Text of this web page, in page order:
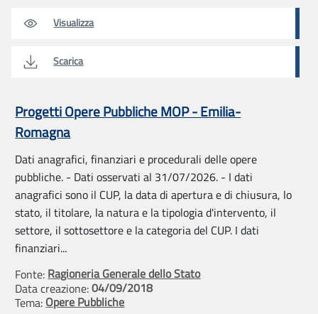
Visualizza
Scarica
Progetti Opere Pubbliche MOP - Emilia-
Romagna
Dati anagrafici, finanziari e procedurali delle opere
pubbliche. - Dati osservati al 31/07/2026. - I dati
anagrafici sono il CUP, la data di apertura e di chiusura, lo
stato, il titolare, la natura e la tipologia d'intervento, il
settore, il sottosettore e la categoria del CUP. I dati
finanziari...
Fonte: Ragioneria Generale dello Stato
Data creazione:04/09/2018
Tema: Opere Pubbliche